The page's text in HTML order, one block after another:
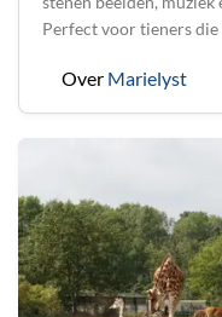
Perfect voor tieners
Over Marielyst